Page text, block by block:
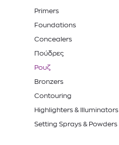
Primers
Foundations
Concealers
Πούδρες
Ρουζ
Bronzers
Contouring
Highlighters & Illuminators
Setting Sprays & Powders